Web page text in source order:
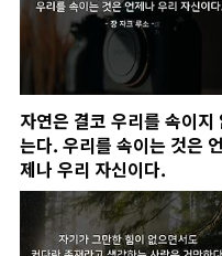
자연은 결코 우리를 속이지
는다. 우리를 속이는 것은 언
제나 우리 자신이다.